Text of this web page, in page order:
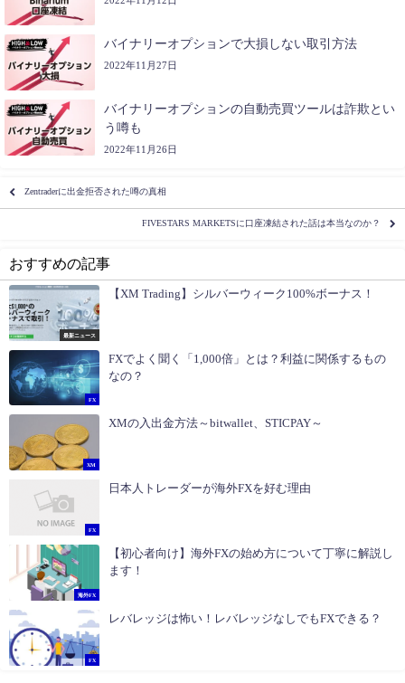
バイナリーオプションで大損しない取引方法
2022年11月27日
バイナリーオプションの自動売買ツールは詐欺とい
う噂も
2022年11月26日
Zentraderに出金拒否された噂の真相
FIVESTARS MARKETSに口座凍結された話は本当なのか？
おすすめの記事
最新ニュース
【XM Trading】シルバーウィーク100%ボーナス！
FX
FXでよく聞く「1,000倍」とは？利益に関係するもの
なの？
XM
XMの入出金方法～bitwallet、STICPAY～
FX
日本人トレーダーが海外FXを好む理由
海外FX
【初心者向け】海外FXの始め方について丁寧に解説し
ます！
FX
レバレッジは怖い！レバレッジなしでもFXできる？